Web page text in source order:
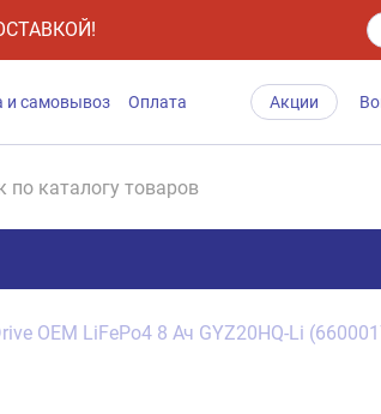
и самовывоз Оплата Акции
OEM LiFePo4 8 Ач GYZ20HQ-Li